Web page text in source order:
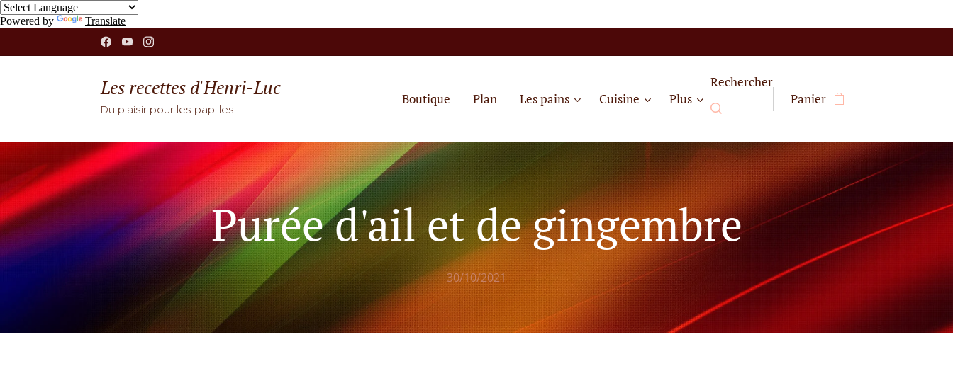
Powered by Translate
Les recettes d'Henri-Luc
Du plaisir pour les papilles!
Boutique Plan Les pains Cuisine Plus
Rechercher
Panier
Purée d'ail et de gingembre
30/10/2021